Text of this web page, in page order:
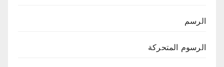
الرسم
الرسوم المتحركة